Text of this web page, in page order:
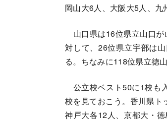
岡山大6人、大阪大5人、九
山口県は16位県立山口が
対して、26位県立宇部は
る。ちなみに118位県立徳
公立校ベスト50に1校も
校を見ておこう。香川県ト
神戸大各12人、京都大・